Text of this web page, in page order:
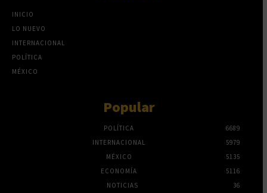
INICIO
LO NUEVO
INTERNACIONAL
POLÍTICA
MÉXICO
Popular
POLÍTICA
6689
INTERNACIONAL
5979
MÉXICO
5135
ECONOMÍA
5116
NOTICIAS
36